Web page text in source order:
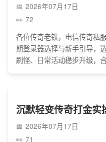
2026年07月17日
72
各位传奇老铁，电信传奇私
期登录器选择与新手引导，
刷怪、日常活动稳步升级，
沉默轻变传奇打金实
2026年07月17日
71